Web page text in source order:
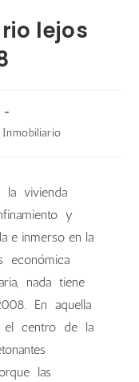
lejos
la vivienda
y
e inmerso en la
económica
nada tiene
En aquella
el centro de la
las